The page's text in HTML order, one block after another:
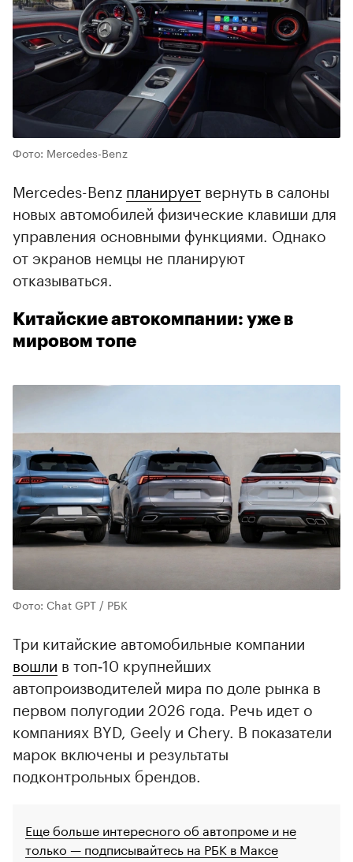
Фото: Mercedes-Benz
Mercedes-Benz планирует вернуть в салоны
новых автомобилей физические клавиши для
управления основными функциями. Однако
от экранов немцы не планируют
отказываться.
Китайские автокомпании: уже в
мировом топе
Фото: Chat GPT / РБК
Три китайские автомобильные компании
вошли в топ‑10 крупнейших
автопроизводителей мира по доле рынка в
первом полугодии 2026 года. Речь идет о
компаниях BYD, Geely и Chery. В показатели
марок включены и результаты
подконтрольных брендов.
Еще больше интересного об автопроме и не
только — подписывайтесь на РБК в Максе